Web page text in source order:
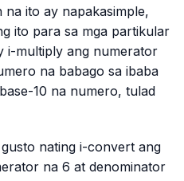
ito ay napakasimple,
ito para sa mga partikular
i-multiply ang numerator
na babago sa ibaba
10 na numero, tulad
nating i-convert ang
na 6 at denominator